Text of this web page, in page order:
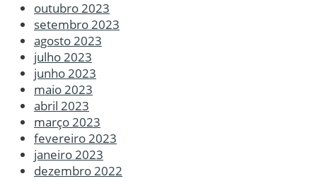
outubro 2023
setembro 2023
agosto 2023
julho 2023
junho 2023
maio 2023
abril 2023
março 2023
fevereiro 2023
janeiro 2023
dezembro 2022